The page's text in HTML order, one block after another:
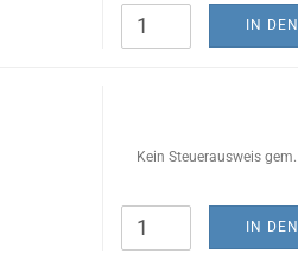
IN
Kein Steuerausweis
IN